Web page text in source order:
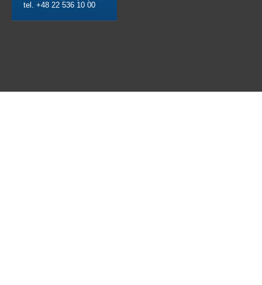
tel. +48 22 536 10 00